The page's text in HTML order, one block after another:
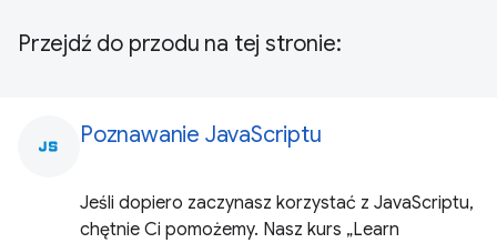
Przejdź do przodu na tej stronie:
javascript Poznawanie JavaScriptu
Jeśli dopiero zaczynasz korzystać z JavaScriptu,
chętnie Ci pomożemy. Nasz kurs „Learn